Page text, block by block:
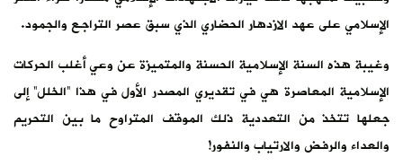
الإسلامي على عهد الازدهار الحضاري الذي سبق عصر التراجع والجمود.
وغيبة هذه السنة الإسلامية الحسنة والمتميزة عن وعي أغلب الحركات
الإسلامية المعاصرة هي في تقديري المصدر الأول في هذا “الخلل” إلى
جعلها تتخذ من التعددية ذلك الموقف المتراوح ما بين التحريم
والعداء والرفض والارتياب والنفور!